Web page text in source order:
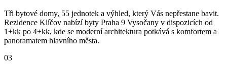
Tři bytové domy, 55 jednotek a výhled, který Vás nepřestane bavit.
Rezidence Klíčov nabízí byty Praha 9 Vysočany v dispozicích od
1+kk po 4+kk, kde se moderní architektura potkává s komfortem a
panoramatem hlavního města.
03